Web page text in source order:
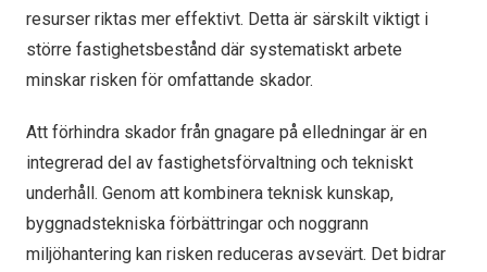
resurser riktas mer effektivt. Detta är särskilt viktigt i
större fastighetsbestånd där systematiskt arbete
minskar risken för omfattande skador.
Att förhindra skador från gnagare på elledningar är en
integrerad del av fastighetsförvaltning och tekniskt
underhåll. Genom att kombinera teknisk kunskap,
byggnadstekniska förbättringar och noggrann
miljöhantering kan risken reduceras avsevärt. Det bidrar